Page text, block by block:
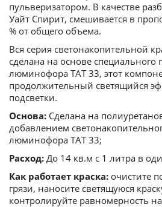
пульверизатором. В качестве
Уайт Спирит, смешивается в
% от общего объема.
Вся серия светонакопительной
сделана на основе специального
люминофора ТАТ 33, этот
продолжительный светящийся
подсветки.
Основа: Сделана на
добавлением
люминофора ТАТ 33;
Расход: До 14 кв.м с 1 литра в
Как работает краска: очистите
грязи, наносите светящуюся
контролируйте равномерность